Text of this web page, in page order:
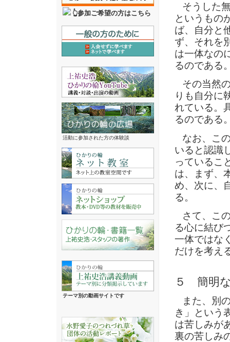
そうした
というもの
ば、自分と
ず、それを
は一体なの
るのである
その当然
りも自分に
れている。
るのである
なお、こ
いると認識
っているこ
は、まず、
め、次に、
る。
さて、こ
る心に結び
一体ではな
だけを考え
５ 簡明
また、別
き」という
は苦しみが
裏の苦しみ
👆参加ご希望の方はこちら
活動に参加された方の体験談
テーマ別の動画サイトです